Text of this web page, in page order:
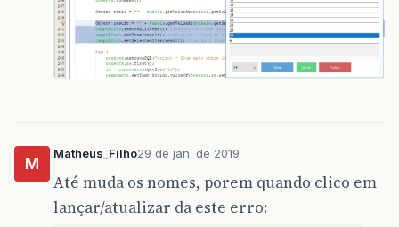
M
Matheus_Filho29 de jan. de 2019
Até muda os nomes, porem quando clico em
lançar/atualizar da este erro: